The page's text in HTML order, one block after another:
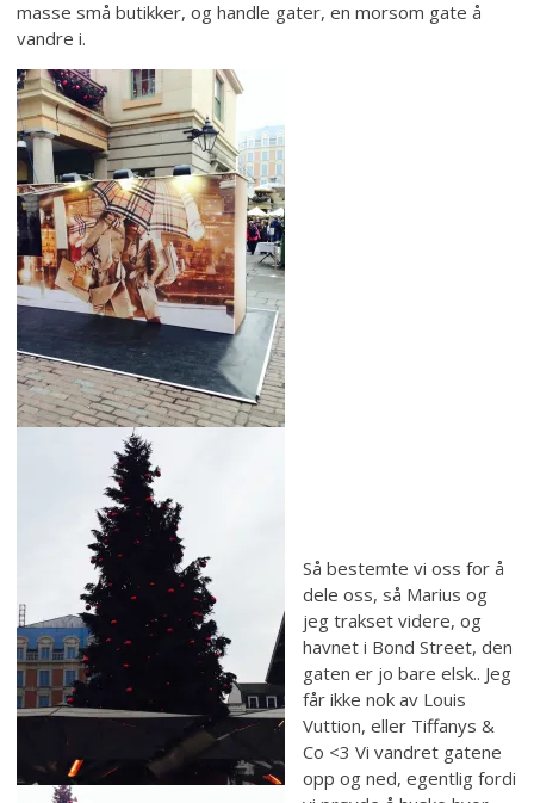
masse små butikker, og handle gater, en morsom gate å
vandre i.
Så bestemte vi oss for å
dele oss, så Marius og
jeg trakset videre, og
havnet i Bond Street, den
gaten er jo bare elsk.. Jeg
får ikke nok av Louis
Vuttion, eller Tiffanys &
Co <3 Vi vandret gatene
opp og ned, egentlig fordi